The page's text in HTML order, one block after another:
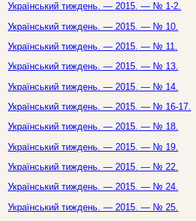
Український тиждень. — 2015. — № 1-2.
Український тиждень. — 2015. — № 10.
Український тиждень. — 2015. — № 11.
Український тиждень. — 2015. — № 13.
Український тиждень. — 2015. — № 14.
Український тиждень. — 2015. — № 16-17.
Український тиждень. — 2015. — № 18.
Український тиждень. — 2015. — № 19.
Український тиждень. — 2015. — № 22.
Український тиждень. — 2015. — № 24.
Український тиждень. — 2015. — № 25.